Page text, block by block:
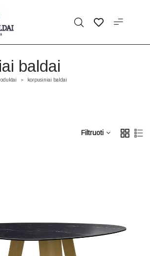
baldai
> korpusiniai baldai
Filtruoti